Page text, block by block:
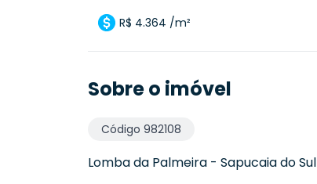
R$ 4.364 /m²
Sobre o imóvel
Código 982108
Lomba da Palmeira - Sapucaia do Sul